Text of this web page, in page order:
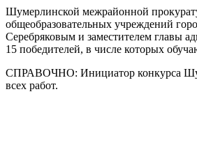
Шумерлинской межрайонной
общеобразовательных учреждений
Серебряковым и заместителем главы
15 победителей, в числе которых
СПРАВОЧНО: Инициатор конкурса
всех работ.